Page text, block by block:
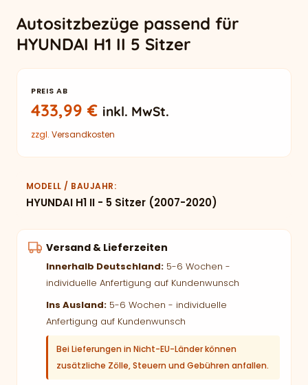
Autositzbezüge passend für
HYUNDAI H1 II 5 Sitzer
PREIS AB
433,99€ inkl. MwSt.
zzgl. Versandkosten
MODELL / BAUJAHR
HYUNDAI H1 II - 5 Sitzer (2007-2020)
Versand & Lieferzeiten
Innerhalb Deutschland: 5-6 Wochen -
individuelle Anfertigung auf Kundenwunsch
Ins Ausland: 5-6 Wochen - individuelle
Anfertigung auf Kundenwunsch
Bei Lieferungen in Nicht-EU-Länder können
zusätzliche Zölle, Steuern und Gebühren anfallen.